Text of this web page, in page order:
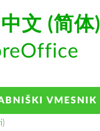
中文 (简体)
VMESNIK
)